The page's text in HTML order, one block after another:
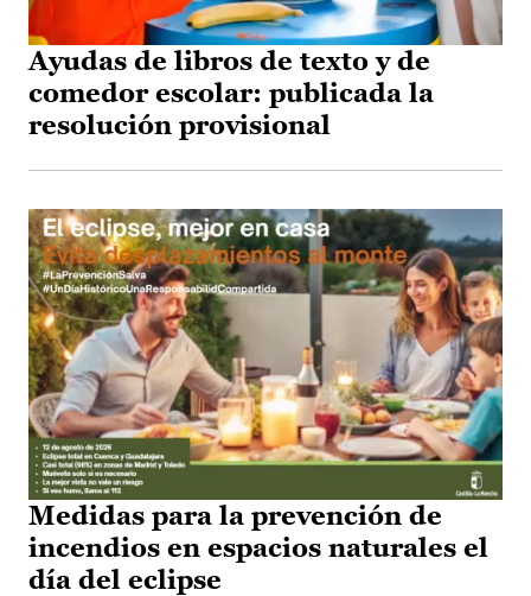
Ayudas de libros de texto y de
comedor escolar: publicada la
resolución provisional
Medidas para la prevención de
incendios en espacios naturales el
día del eclipse